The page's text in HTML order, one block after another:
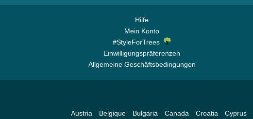
Hilfe
Mein Konto
#StyleForTrees
Einwilligungspräferenzen
Allgemeine Geschäftsbedingungen
Austria Belgique Bulgaria Canada Croatia Cyprus